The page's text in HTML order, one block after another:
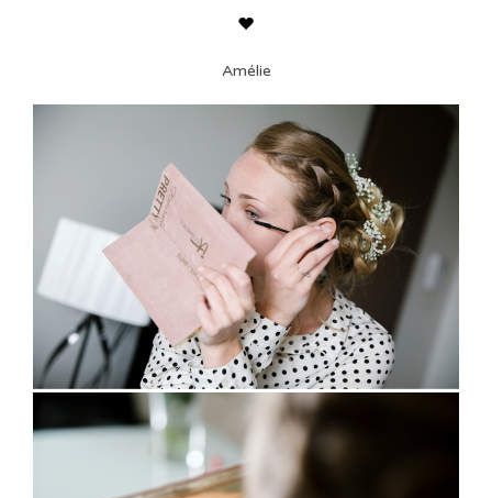
Amélie